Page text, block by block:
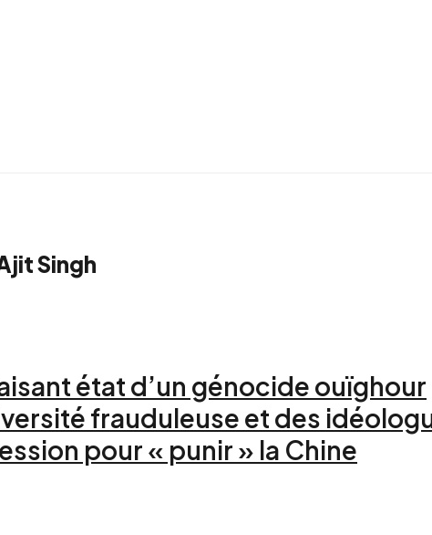
Singh
état d’un génocide ouïghour
frauduleuse et des
pour « punir » la Chine